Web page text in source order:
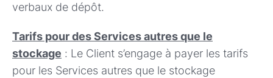
verbaux de dépôt.
Tarifs pour des Services autres que le
stockage : Le Client s’engage à payer les tarifs
pour les Services autres que le stockage